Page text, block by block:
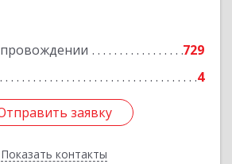
729
4
заявку
Показать контакты
заявку
Назад